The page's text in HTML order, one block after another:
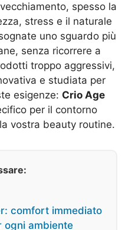
spesso la
stress e il naturale
uno sguardo più
senza ricorrere a
troppo aggressivi,
e studiata per
esigenze: Crio Age
per il contorno
vostra beauty routine.
comfort immediato
ogni ambiente